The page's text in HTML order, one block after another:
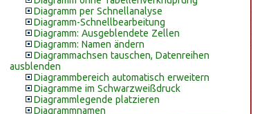
Diagramm per Schnellanalyse
Diagramm-Schnellbearbeitung
Diagramm: Ausgeblendete Zellen
Diagramm: Namen ändern
Diagrammachsen tauschen, Datenreihen
ausblenden
Diagrammbereich automatisch erweitern
Diagramme im Schwarzweißdruck
Diagrammlegende platzieren
Diagrammnamen